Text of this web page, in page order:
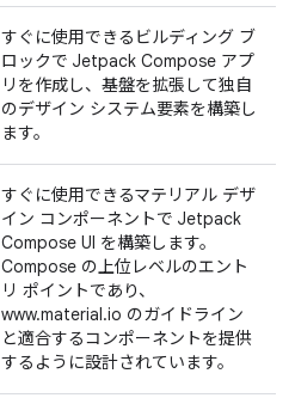
すぐに使用できるビルディング ブ
ロックで Jetpack Compose アプ
リを作成し、基盤を拡張して独自
のデザイン システム要素を構築し
ます。
すぐに使用できるマテリアル デザ
イン コンポーネントで Jetpack
Compose UI を構築します。
Compose の上位レベルのエント
リ ポイントであり、
www.material.io のガイドライン
と適合するコンポーネントを提供
するように設計されています。